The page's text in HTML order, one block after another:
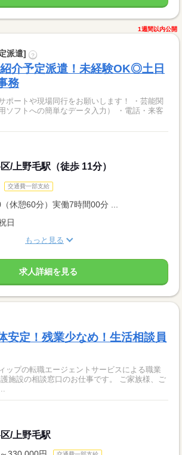
1週間以内公開
派遣] ?
介予定派遣！未経験OK◎土日
務
トや現場同行をお願いします！ ・芸能関
への簡単なデータ入力） ・電話・来客
/上野毛駅（徒歩 11分）
交通費一部支給
休憩60分）実働7時間00分 ...
日
もっと見る
求人詳細を見る
安定！残業少なめ！生活相談員
ップの転職エージェントサービスによる職業
施設の相談窓口のお仕事です。 ご家族様、ご
/上野毛駅